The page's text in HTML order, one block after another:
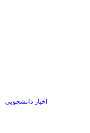
اخبار دانشجویی